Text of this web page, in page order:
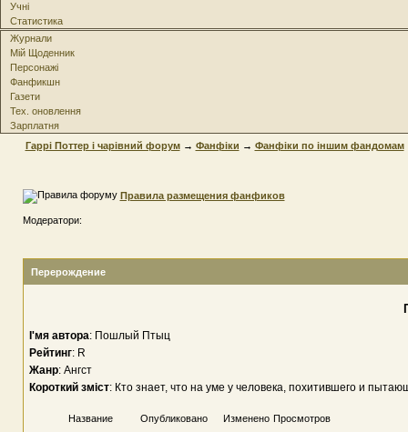
Учні
Статистика
Журнали
Мій Щоденник
Персонажі
Фанфикшн
Газети
Тех. оновлення
Зарплатня
Гаррі Поттер і чарівний форум→ Фанфіки → Фанфіки по іншим фандомам
Правила размещения фанфиков
Модератори:
Перерождение
І'мя автора: Пошлый Птыц
Рейтинг: R
Жанр: Ангст
Короткий зміст: Кто знает, что на уме у человека, похитившего и
Название Опубликовано Изменено Просмотров